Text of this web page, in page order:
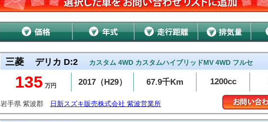
三菱 デリカ D:2 カスタム 4WD カスタムハイブリッドMV 4WD フルセ
135 万円 2017（H29） 67.9千Km 1200cc
岩手県 紫波郡 日新スズキ販売株式会社 紫波営業所